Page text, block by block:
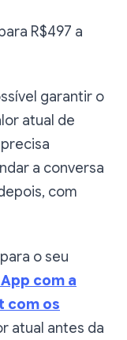
R$497 a
garantir o
atual de
a conversa
com
o seu
com a
com os
atual antes da